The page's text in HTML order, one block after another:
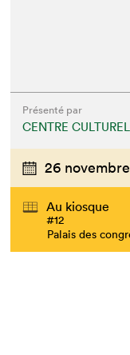
Présenté par
CENTRE
26
Au kiosque
#12
Palais des